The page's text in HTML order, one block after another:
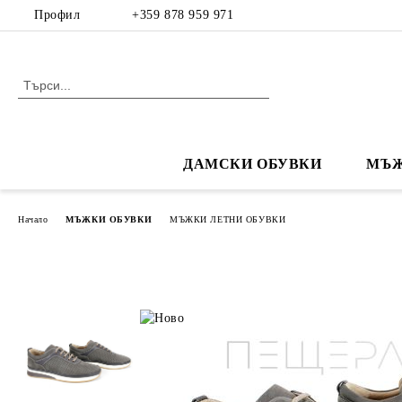
Профил +359 878 959 971
ДАМСКИ ОБУВКИ
Начало МЪЖКИ ОБУВКИ МЪЖКИ ЛЕТНИ ОБУВКИ